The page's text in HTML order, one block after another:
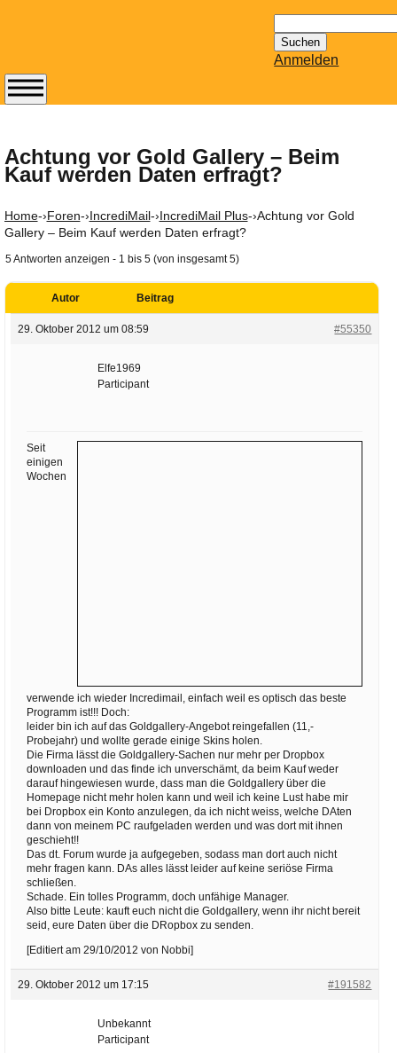
nach:
Anmelden
Achtung vor Gold Gallery – Beim
Kauf werden Daten erfragt?
Home-›Foren-›IncrediMail-›IncrediMail Plus-›Achtung vor Gold
Gallery – Beim Kauf werden Daten erfragt?
5 Antworten anzeigen - 1 bis 5 (von insgesamt 5)
Autor Beitrag
29. Oktober 2012 um 08:59 #55350
Elfe1969
Participant
Seit
einigen
Wochen
verwende ich wieder Incredimail, einfach weil es optisch das beste
Programm ist!!! Doch:
leider bin ich auf das Goldgallery-Angebot reingefallen (11,-
Probejahr) und wollte gerade einige Skins holen.
Die Firma lässt die Goldgallery-Sachen nur mehr per Dropbox
downloaden und das finde ich unverschämt, da beim Kauf weder
darauf hingewiesen wurde, dass man die Goldgallery über die
Homepage nicht mehr holen kann und weil ich keine Lust habe mir
bei Dropbox ein Konto anzulegen, da ich nicht weiss, welche DAten
dann von meinem PC raufgeladen werden und was dort mit ihnen
geschieht!!
Das dt. Forum wurde ja aufgegeben, sodass man dort auch nicht
mehr fragen kann. DAs alles lässt leider auf keine seriöse Firma
schließen.
Schade. Ein tolles Programm, doch unfähige Manager.
Also bitte Leute: kauft euch nicht die Goldgallery, wenn ihr nicht bereit
seid, eure Daten über die DRopbox zu senden.
[Editiert am 29/10/2012 von Nobbi]
29. Oktober 2012 um 17:15 #191582
Unbekannt
Participant
Abonnieren Sie den
erscheinenden
Newsletter von
kostenlos.
Der ständig aktuelle
Tipps zu Thema
bereithält!
Wie z.B. Outlook,
GMail, Thunderbird
KuNoMail, usw.
E-Mail